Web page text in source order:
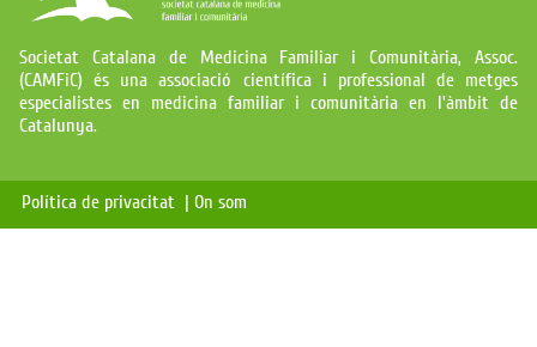
Societat Catalana de Medicina Familiar i Comunitària, Assoc.
(CAMFiC) és una associació científica i professional de metges
especialistes en medicina familiar i comunitària en l'àmbit de
Catalunya.
Política de privacitat | On som